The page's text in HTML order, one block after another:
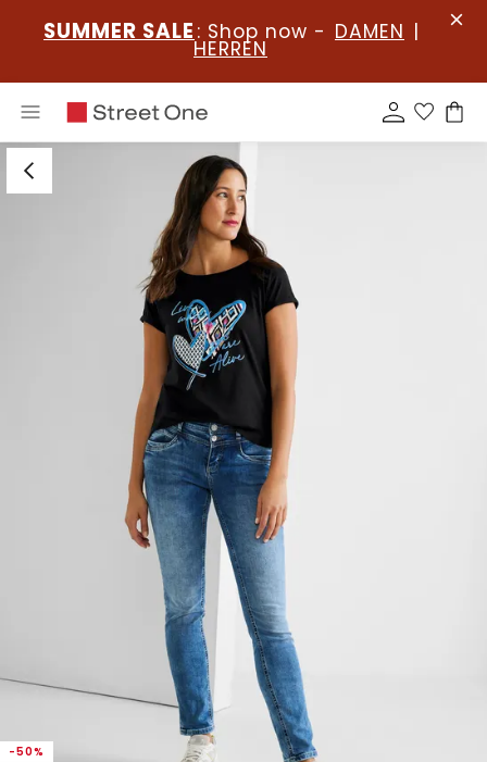
SUMMER SALE : Shop now - DAMEN |
HERREN
-50%